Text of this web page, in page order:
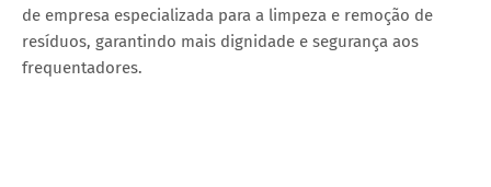
de empresa especializada para a limpeza e remoção de
resíduos, garantindo mais dignidade e segurança aos
frequentadores.